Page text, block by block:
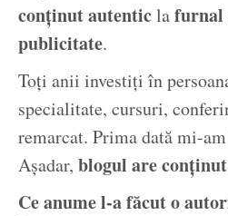
conținut autenticlafurnal
publicitate.
Toți anii investiți în
specialitate, cursuri,
remarcat. Prima dată mi-
Așadar, blogul are
Ce anume l-a făcut o